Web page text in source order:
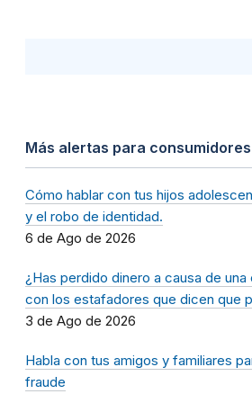
Más alertas para consumidores
Cómo hablar con tus hijos
y el robo de identidad.
6 de Ago de 2026
¿Has perdido dinero a causa de
con los estafadores que dicen que
3 de Ago de 2026
Habla con tus amigos y familiares
fraude